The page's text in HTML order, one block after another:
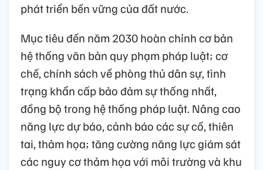
phát triển bền vững của đất nước.
Mục tiêu đến năm 2030 hoàn chỉnh cơ bản
hệ thống văn bản quy phạm pháp luật; cơ
chế, chính sách về phòng thủ dân sự, tình
trạng khẩn cấp bảo đảm sự thống nhất,
đồng bộ trong hệ thống pháp luật. Nâng cao
năng lực dự báo, cảnh báo các sự cố, thiên
tai, thảm họa; tăng cường năng lực giám sát
các nguy cơ thảm họa với môi trường và khu